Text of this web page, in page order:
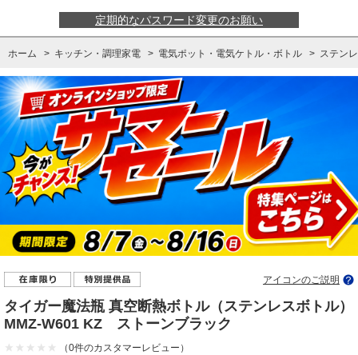
定期的なパスワード変更のお願い
ホーム > キッチン・調理家電 > 電気ポット・電気ケトル・ボトル > ステン
ホーム > キッチン・調理家電 > 水筒・ランチジャー
アイコンのご説明
タイガー魔法瓶 真空断熱ボトル（ステンレスボトル）
MMZ-W601 KZ ストーンブラック
（0件のカスタマーレビュー）